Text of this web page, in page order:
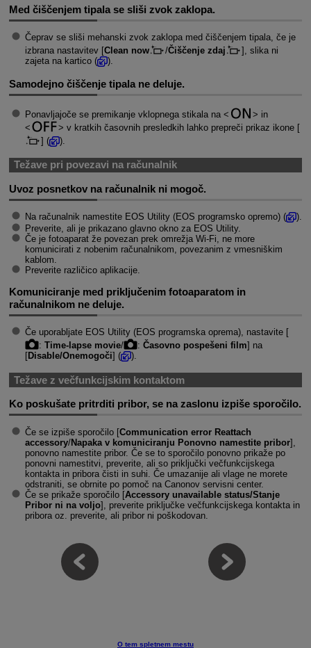
Med čiščenjem tipala se sliši zvok zaklopa.
Čeprav se sliši mehanski zvok zaklopa med čiščenjem tipala, če je
izbrana nastavitev [Clean now /Čiščenje zdaj
], slika ni
zajeta na kartico (
).
Samodejno čiščenje tipala ne deluje.
Ponavljajoče se premikanje vklopnega stikala na
in
v kratkih časovnih presledkih lahko prepreči prikaz ikone [
] (
).
Težave pri povezavi na računalnik
Uvoz posnetkov na računalnik ni mogoč.
Na računalnik namestite EOS Utility (EOS programsko opremo) (
).
Preverite, ali je prikazano glavno okno za EOS Utility.
Če je fotoaparat že povezan prek omrežja Wi-Fi , ne more
komunicirati z nobenim računalnikom, povezanim z vmesniškim
kablom.
Preverite različico aplikacije.
Komuniciranje med priključenim fotoaparatom in
računalnikom ne deluje.
Če uporabljate EOS Utility (EOS programska oprema), nastavite [
: Time-lapse movie/ : Časovno pospešeni film] na
[Disable/Onemogoči] ( ).
Težave z večfunkcijskim kontaktom
Ko poskušate pritrditi pribor, se na zaslonu izpiše sporočilo.
Če se izpiše sporočilo [Communication error Reattach
accessory/Napaka v komuniciranju Ponovno namestite pribor],
ponovno namestite pribor. Če se to sporočilo ponovno prikaže po
ponovni namestitvi, preverite, ali so priključki večfunkcijskega
kontakta in pribora čisti in suhi. Če umazanije ali vlage ne morete
odstraniti, se obrnite po pomoč na Canonov servisni center.
Če se prikaže sporočilo [Accessory unavailable status/Stanje
Pribor ni na voljo], preverite priključke večfunkcijskega kontakta in
pribora oz. preverite, ali pribor ni poškodovan.
O tem spletnem mestu